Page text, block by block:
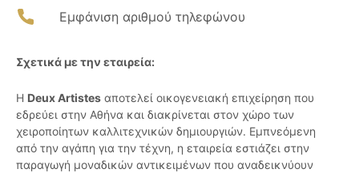
Εμφάνιση αριθμού τηλεφώνου
Σχετικά με την εταιρεία:
Η Deux Artistes αποτελεί οικογενειακή επιχείρηση που
εδρεύει στην Αθήνα και διακρίνεται στον χώρο των
χειροποίητων καλλιτεχνικών δημιουργιών. Εμπνεόμενη
από την αγάπη για την τέχνη, η εταιρεία εστιάζει στην
παραγωγή μοναδικών αντικειμένων που αναδεικνύουν